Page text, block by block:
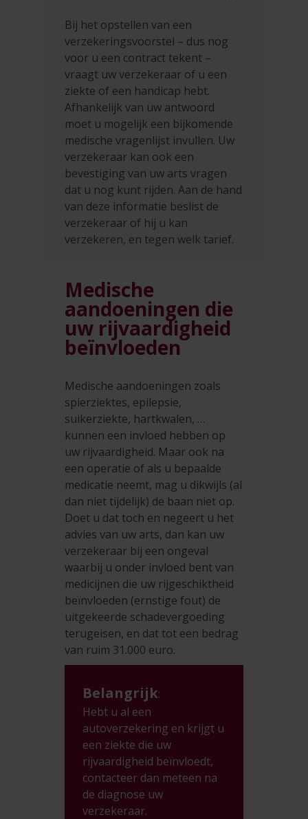
Bij het opstellen van een
verzekeringsvoorstel – dus nog
voor u een contract tekent –
vraagt uw verzekeraar of u een
ziekte of een handicap hebt.
Afhankelijk van uw antwoord
moet u mogelijk een bijkomende
medische vragenlijst invullen. Uw
verzekeraar kan ook een
bevestiging van uw arts vragen
dat u nog kunt rijden. Aan de hand
van deze informatie beslist de
verzekeraar of hij u kan
verzekeren, en tegen welk tarief.
Medische
aandoeningen die
uw rijvaardigheid
beïnvloeden
Medische aandoeningen zoals
spierziektes, epilepsie,
suikerziekte, hartkwalen, …
kunnen een invloed hebben op
uw rijvaardigheid. Maar ook na
een operatie of als u bepaalde
medicatie neemt, mag u dikwijls (al
dan niet tijdelijk) de baan niet op.
Doet u dat toch en negeert u het
advies van uw arts, dan kan uw
verzekeraar bij een ongeval
waarbij u onder invloed bent van
medicijnen die uw rijgeschiktheid
beïnvloeden (ernstige fout) de
uitgekeerde schadevergoeding
terugeisen, en dat tot een bedrag
van ruim 31.000 euro.
Belangrijk:
Hebt u al een
autoverzekering en krijgt u
een ziekte die uw
rijvaardigheid beïnvloedt,
contacteer dan meteen na
de diagnose uw
verzekeraar.